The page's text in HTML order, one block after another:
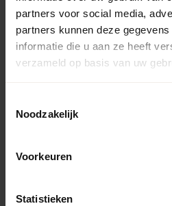
partners voor social media,
partners kunnen deze
informatie die u aan ze heeft
verzameld op basis van uw
Noodzakelijk
Voorkeuren
Statistieken
Regentonnen